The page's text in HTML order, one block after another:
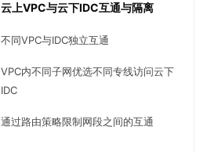
云上VPC与云下IDC互通与隔离
不同VPC与IDC独立互通
VPC内不同子网优选不同专线访问云下
IDC
通过路由策略限制网段之间的互通